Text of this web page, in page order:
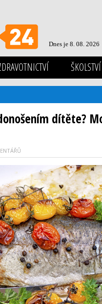
Dnes je 8. 08. 2026
ŠKOLSTVÍ
dítěte?